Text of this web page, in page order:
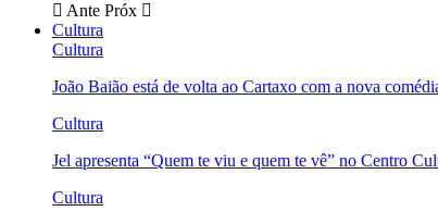
Ante Próx
Cultura
Cultura
João Baião está de volta ao Cartaxo com a nova
Cultura
Jel apresenta “Quem te viu e quem te vê” no Centro
Cultura